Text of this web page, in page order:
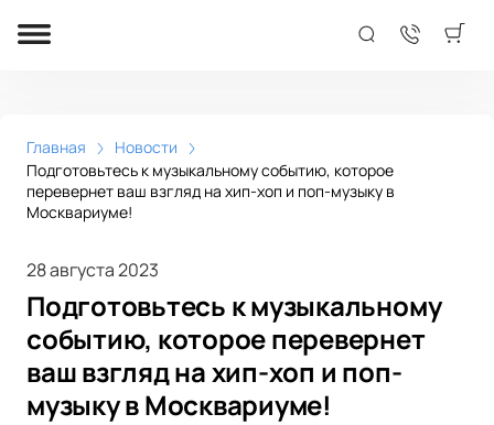
Главная
Новости
Подготовьтесь к музыкальному событию, которое
перевернет ваш взгляд на хип-хоп и поп-музыку в
Москвариуме!
28 августа 2023
Подготовьтесь к музыкальному
событию, которое перевернет
ваш взгляд на хип-хоп и поп-
музыку в Москвариуме!